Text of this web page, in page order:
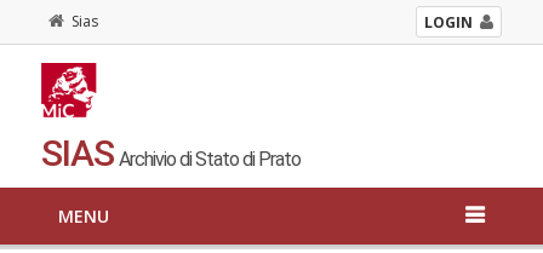
Sias LOGIN
SIAS Archivio di Stato di Prato
MENU